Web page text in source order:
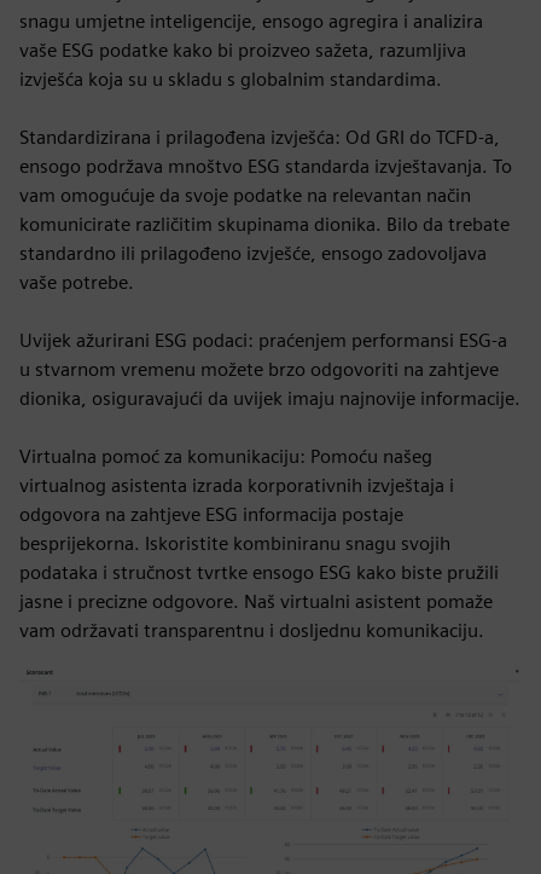
snagu umjetne inteligencije, ensogo agregira i analizira
vaše ESG podatke kako bi proizveo sažeta, razumljiva
izvješća koja su u skladu s globalnim standardima.
Standardizirana i prilagođena izvješća: Od GRI do TCFD-a,
ensogo podržava mnoštvo ESG standarda izvještavanja. To
vam omogućuje da svoje podatke na relevantan način
komunicirate različitim skupinama dionika. Bilo da trebate
standardno ili prilagođeno izvješće, ensogo zadovoljava
vaše potrebe.
Uvijek ažurirani ESG podaci: praćenjem performansi ESG-a
u stvarnom vremenu možete brzo odgovoriti na zahtjeve
dionika, osiguravajući da uvijek imaju najnovije informacije.
Virtualna pomoć za komunikaciju: Pomoću našeg
virtualnog asistenta izrada korporativnih izvještaja i
odgovora na zahtjeve ESG informacija postaje
besprijekorna. Iskoristite kombiniranu snagu svojih
podataka i stručnost tvrtke ensogo ESG kako biste pružili
jasne i precizne odgovore. Naš virtualni asistent pomaže
vam održavati transparentnu i dosljednu komunikaciju.